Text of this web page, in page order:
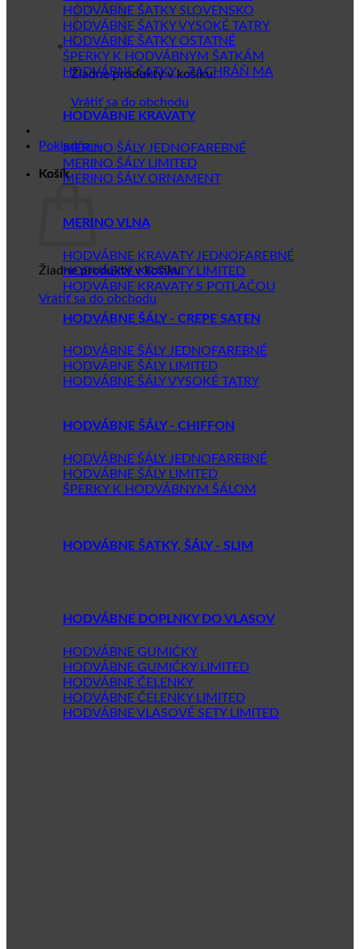
Žiadne produkty v košíku.
Vrátiť sa do obchodu
Pokladňa +
Košík
Žiadne produkty v košíku.
Vrátiť sa do obchodu
HODVÁBNE ŠATKY SLOVENSKO
HODVÁBNE ŠATKY VYSOKÉ TATRY
HODVÁBNE ŠATKY OSTATNÉ
ŠPERKY K HODVÁBNYM ŠATKÁM
HODVÁBNE ŠATKY - ZACHRÁŇ MA
HODVÁBNE KRAVATY
MERINO ŠÁLY JEDNOFAREBNÉ
MERINO ŠÁLY LIMITED
MERINO ŠÁLY ORNAMENT
MERINO VLNA
HODVÁBNE KRAVATY JEDNOFAREBNÉ
HODVÁBNE KRAVATY LIMITED
HODVÁBNE KRAVATY S POTLAČOU
HODVÁBNE ŠÁLY - CREPE SATEN
HODVÁBNE ŠÁLY JEDNOFAREBNÉ
HODVÁBNE ŠÁLY LIMITED
HODVÁBNE ŠÁLY VYSOKÉ TATRY
HODVÁBNE ŠÁLY - CHIFFON
HODVÁBNE ŠÁLY JEDNOFAREBNÉ
HODVÁBNE ŠÁLY LIMITED
ŠPERKY K HODVÁBNYM ŠÁLOM
HODVÁBNE ŠATKY, ŠÁLY - SLIM
HODVÁBNE DOPLNKY DO VLASOV
HODVÁBNE GUMIČKY
HODVÁBNE GUMIČKY LIMITED
HODVÁBNE ČELENKY
HODVÁBNE ČELENKY LIMITED
HODVÁBNE VLASOVÉ SETY LIMITED